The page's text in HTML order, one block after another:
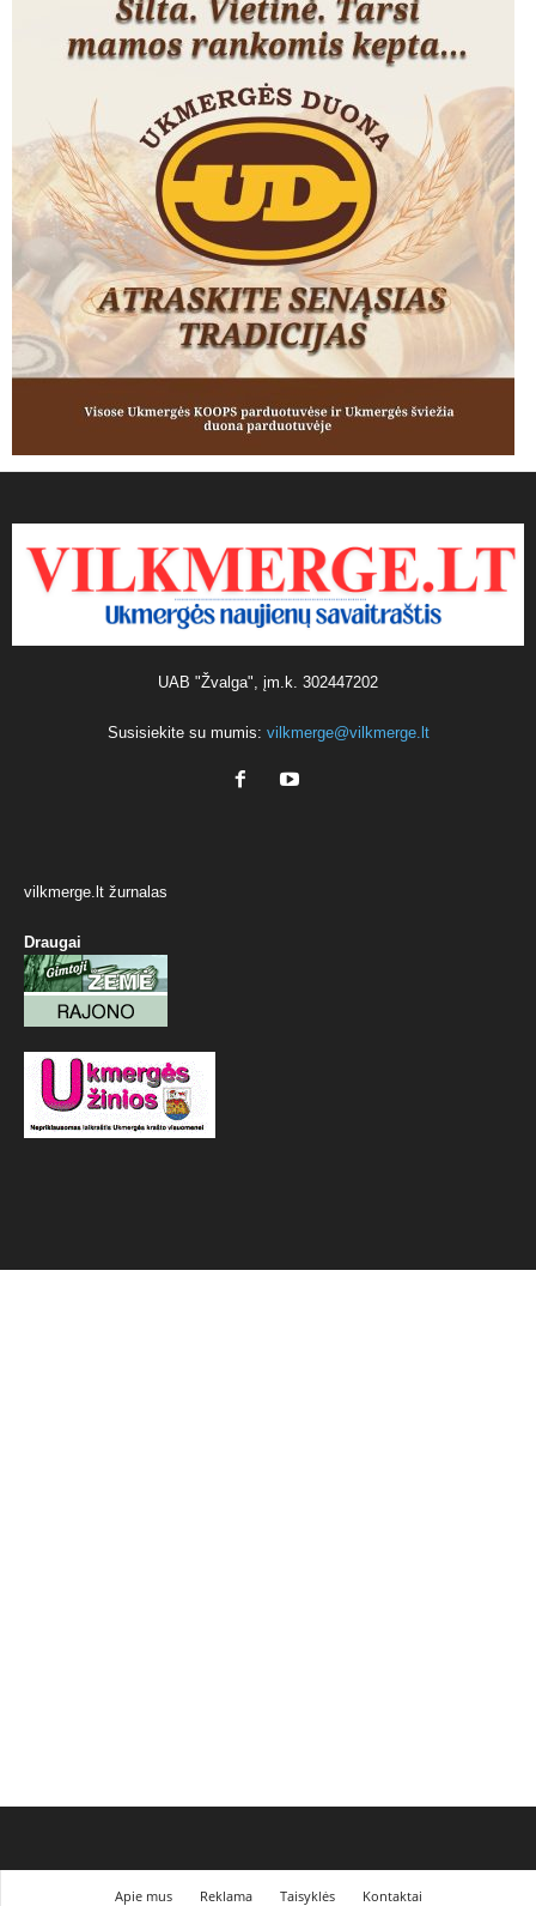
UAB "Žvalga", įm.k. 302447202
Susisiekite su mumis: vilkmerge@vilkmerge.lt
vilkmerge.lt žurnalas
Draugai
Apie mus Reklama Taisyklės Kontaktai